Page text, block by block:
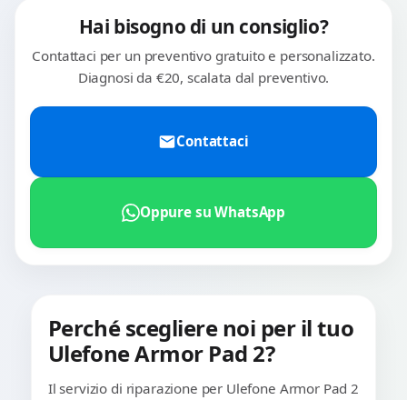
Hai bisogno di un consiglio?
Contattaci per un preventivo gratuito e personalizzato.
Diagnosi da €20, scalata dal preventivo.
Contattaci
Oppure su WhatsApp
Perché scegliere noi per il tuo
Ulefone Armor Pad 2?
Il servizio di riparazione per Ulefone Armor Pad 2